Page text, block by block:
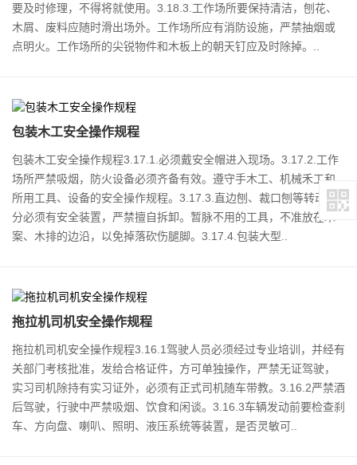
要及时修理，不得将就使用。3.18.3.工作场所要保持清洁，刨花、
木屑、废料应随时滑出场外。工作场所应有消防设施，严禁抽烟或
点明火。工作场所的尖锐物件和木板上的朝天钉应及时除掉。..
包装木工安全操作规程
包装木工安全操作规程3.17.1.必须戴安全帽进入现场。3.17.2.工作
场所严禁吸烟，防火设备必须齐备有效。遵守手木工、机械禾工和
所用工具、设备的安全操作规程。3.17.3.直边刨、裁口刨等转动部
分必须有安全装置，严禁擅自拆卸。暂脉不用的工具，不准放在木
案、木排的边沿，以免掉落砍伤腿脚。3.17.4.包装大型..
​拖拉机司机安全操作规程
拖拉机司机安全操作规程3.16.1驾驶人员必须经过专业培训，并经有
关部门考核批准，发给合格证件，方可单独操作，严禁无证驾驶，
实习司机除持有实习证外，必须有正式司机随车带教。3.16.2严禁酒
后驾驶，行驶中严禁吸烟、饮食和闲谈。3.16.3车辆发动前要检查刹
车、方向盘、喇叭、照明、液压系统等装置，是否灵敏可..